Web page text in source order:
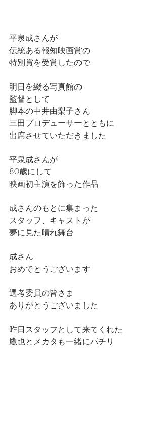
平泉成さんが
伝統ある報知映画賞の
特別賞を受賞したので
明日を綴る写真館の
監督として
脚本の中井由梨子さん
三田プロデューサーとともに
出席させていただきました
平泉成さんが
80歳にして
映画初主演を飾った作品
成さんのもとに集まった
スタッフ、キャストが
夢に見た晴れ舞台
成さん
おめでとうございます
選考委員の皆さま
ありがとうございました
昨日スタッフとして来てくれた
鷹也とメカタも一緒にパチリ